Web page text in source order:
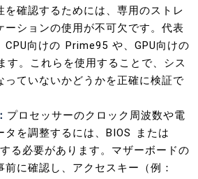
を確認するためには、専用のストレ
ーションの使用が不可欠です。代表
CPU向けの Prime95 や、GPU向けの
す。これらを使用することで、シス
っていないかどうかを正確に検証で
プロセッサーのクロック周波数や電
タを調整するには、BIOS または
る必要があります。マザーボードの
に確認し、アクセスキー（例：